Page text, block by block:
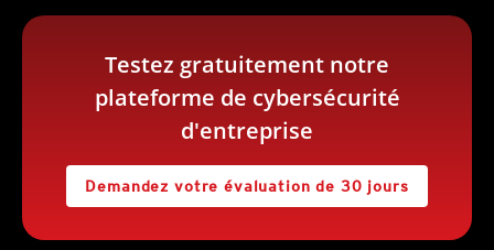
Testez gratuitement notre
plateforme de cybersécurité
d'entreprise
Demandez votre évaluation de 30 jours